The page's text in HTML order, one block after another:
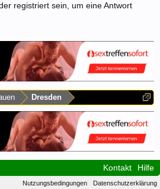
registriert sein, um eine Antwort
Dresden
Kontakt Hilfe
Nutzungsbedingungen
Datenschutzerklärung